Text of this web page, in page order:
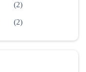
(2)
(2)